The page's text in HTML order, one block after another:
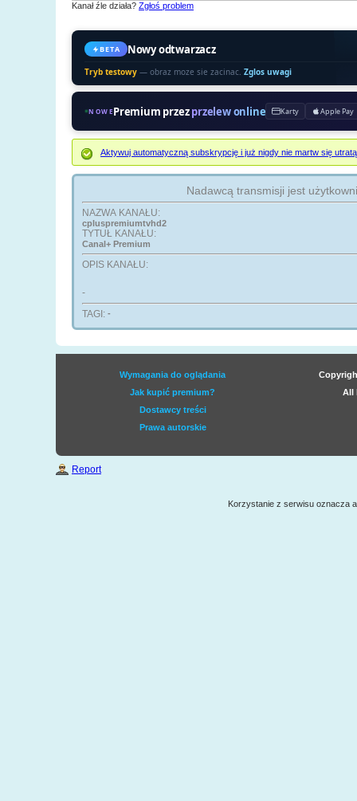
Kanał źle działa? Zgłoś problem
BETA Nowy odtwarzacz
Tryb testowy — obraz moze sie zacinac. Zglos uwagi
NOWEPremium przezprzelew online Karty Apple Pay
Aktywuj automatyczną subskrypcję i już nigdy nie martw się
Nadawcą transmisji jest
NAZWA KANAŁU:
cpluspremiumtvhd2
TYTUŁ KANAŁU:
Canal+ Premium
OPIS KANAŁU:
-
TAGI: -
Wymagania do oglądania
Jak kupić premium?
Dostawcy treści
Prawa autorskie
All
Report
Korzystanie z serwisu oznacza